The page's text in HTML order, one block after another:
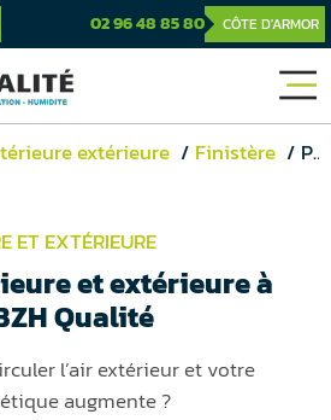
02 96 48 85 80 CÔTE D'ARMOR
extérieure Finistère Plouzané
ET EXTÉRIEURE
et extérieure à
Qualité
l’air extérieur et votre
augmente ?